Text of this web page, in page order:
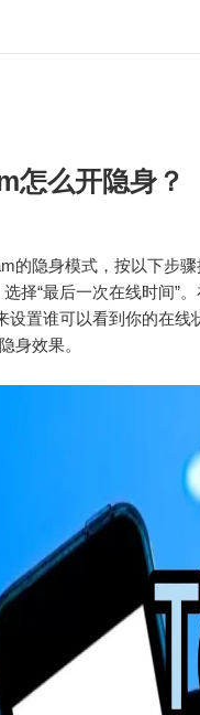
怎么开隐身？
的隐身模式，按以下步
择“最后一次在线时间”
设置谁可以看到你的在
身效果。